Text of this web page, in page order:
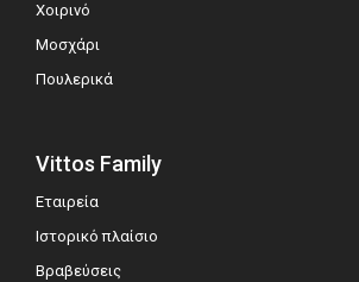
Χοιρινό
Μοσχάρι
Πουλερικά
Vittos Family
Εταιρεία
Ιστορικό πλαίσιο
Βραβεύσεις